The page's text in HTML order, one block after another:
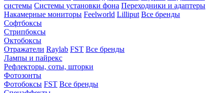
системы Системы установки фона Переходники и адаптеры
Накамерные мониторы Feelworld Lilliput Все бренды
Софтбоксы
Стрипбоксы
Октобоксы
Отражатели Raylab FST Все бренды
Лампы и пайрекс
Рефлекторы, соты, шторки
Фотозонты
Фотобоксы FST Все бренды